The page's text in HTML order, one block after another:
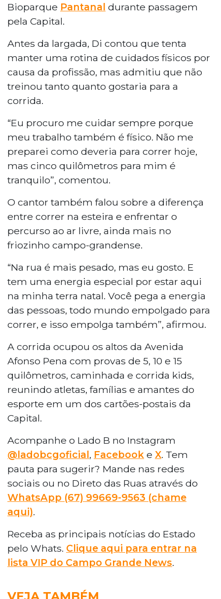
Bioparque Pantanal durante passagem
pela Capital.
Antes da largada, Di contou que tenta
manter uma rotina de cuidados físicos por
causa da profissão, mas admitiu que não
treinou tanto quanto gostaria para a
corrida.
“Eu procuro me cuidar sempre porque
meu trabalho também é físico. Não me
preparei como deveria para correr hoje,
mas cinco quilômetros para mim é
tranquilo”, comentou.
O cantor também falou sobre a diferença
entre correr na esteira e enfrentar o
percurso ao ar livre, ainda mais no
friozinho campo-grandense.
“Na rua é mais pesado, mas eu gosto. E
tem uma energia especial por estar aqui
na minha terra natal. Você pega a energia
das pessoas, todo mundo empolgado para
correr, e isso empolga também”, afirmou.
A corrida ocupou os altos da Avenida
Afonso Pena com provas de 5, 10 e 15
quilômetros, caminhada e corrida kids,
reunindo atletas, famílias e amantes do
esporte em um dos cartões-postais da
Capital.
Acompanhe o Lado B no Instagram
@ladobcgoficial, Facebook e X. Tem
pauta para sugerir? Mande nas redes
sociais ou no Direto das Ruas através do
WhatsApp (67) 99669-9563 (chame
aqui).
Receba as principais notícias do Estado
pelo Whats. Clique aqui para entrar na
lista VIP do Campo Grande News.